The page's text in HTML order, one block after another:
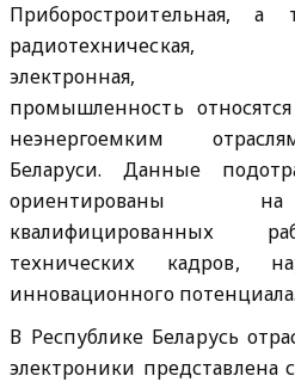
Приборостроительная, а
радиотехническая,
электронная,
промышленность
неэнергоемким
Беларуси. Данные
ориентированы
квалифицированных
технических кадров,
инновационного потенциала.
В Республике Беларусь
электроники